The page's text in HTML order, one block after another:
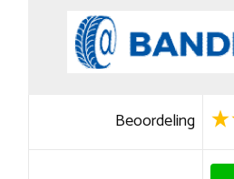
Beoordeling